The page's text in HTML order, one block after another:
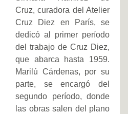
Cruz, curadora del Atelier
Cruz Diez en París, se
dedicó al primer período
del trabajo de Cruz Diez,
que abarca hasta 1959.
Marilú Cárdenas, por su
parte, se encargó del
segundo período, donde
las obras salen del plano